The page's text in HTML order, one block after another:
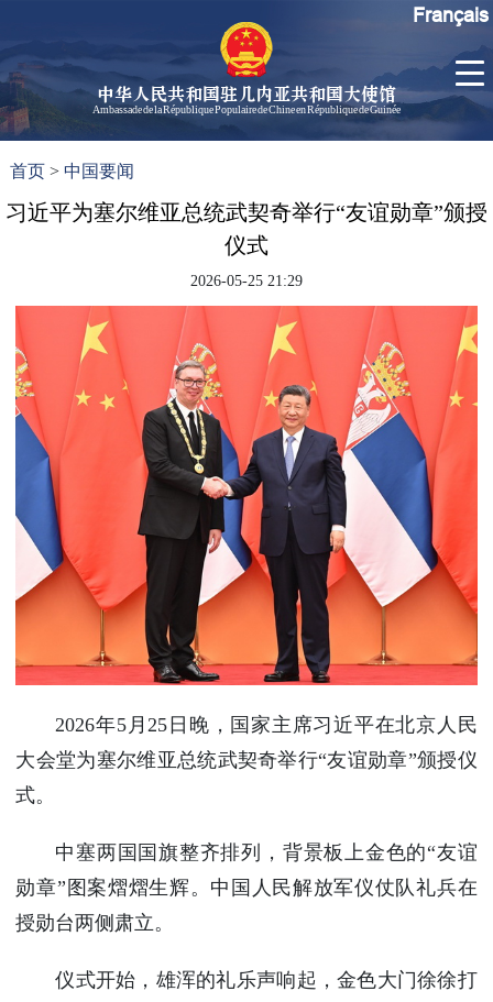
中华人民共和国驻几内亚共和国大使馆
Ambassade de la République Populaire de Chine en République de Guinée
大使信
使简历
中国历
任驻几
内亚大
使
使馆信
息
使馆领
导及部
门负责
人
联系方
使馆掠
影
几
Français
首页 >中国要闻
习近平为塞尔维亚总统武契奇举行“友谊勋章”颁授
仪式
2026-05-25 21:29
2026年5月25日晚，国家主席习近平在北京人民
大会堂为塞尔维亚总统武契奇举行“友谊勋章”颁授仪
式。
中塞两国国旗整齐排列，背景板上金色的“友谊
勋章”图案熠熠生辉。中国人民解放军仪仗队礼兵在
授勋台两侧肃立。
仪式开始，雄浑的礼乐声响起，金色大门徐徐打